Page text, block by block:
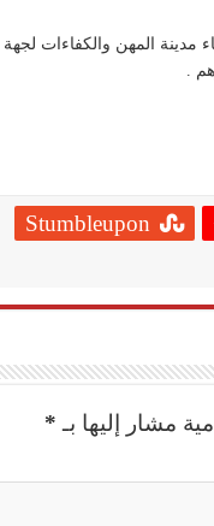
مدينة المهن والكفاءات لجهة
Stumbleupon
مشار إليها بـ *